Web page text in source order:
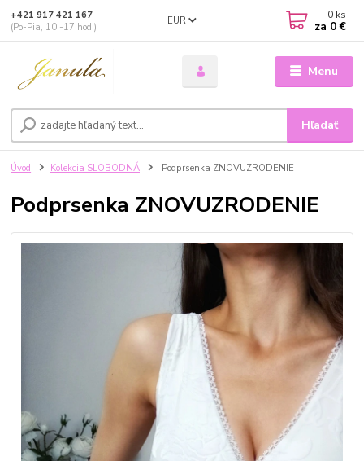
Menu
EUR
Hľadať
+421 917 421 167
(Po-Pia, 10 -17 hod.)
0 ks
za 0 €
Úvod Kolekcia SLOBODNÁ Podprsenka ZNOVUZRODENIE
Podprsenka ZNOVUZRODENIE